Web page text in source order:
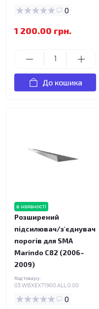
0
1 200.00 грн.
До кошика
в наявності
Розширений
підсилювач/з'єднувач
порогів для SMA
Marindo C82 (2006–
2009)
Код товару:
03.WBXEXT1900.ALL.0.00
0